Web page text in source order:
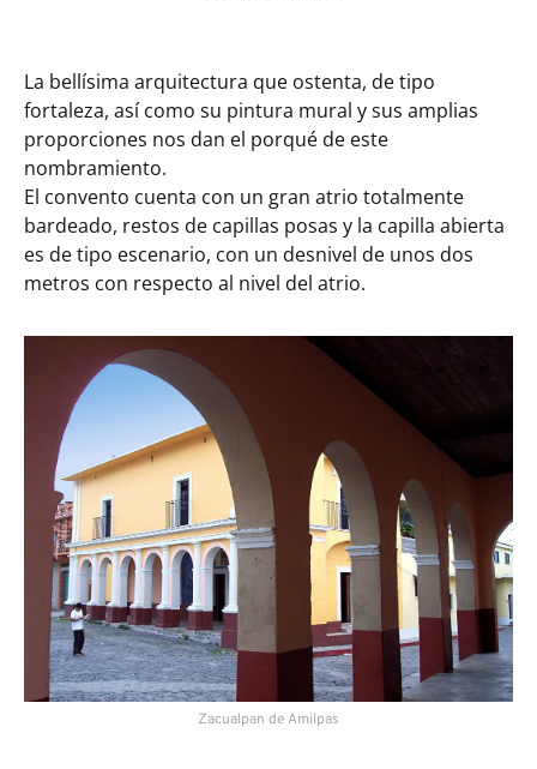
La bellísima arquitectura que ostenta, de tipo
fortaleza, así como su pintura mural y sus amplias
proporciones nos dan el porqué de este
nombramiento.
El convento cuenta con un gran atrio totalmente
bardeado, restos de capillas posas y la capilla abierta
es de tipo escenario, con un desnivel de unos dos
metros con respecto al nivel del atrio.
Zacualpan de Amilpas